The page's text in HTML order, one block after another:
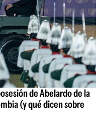
de Abelardo de la
(y qué dicen sobre